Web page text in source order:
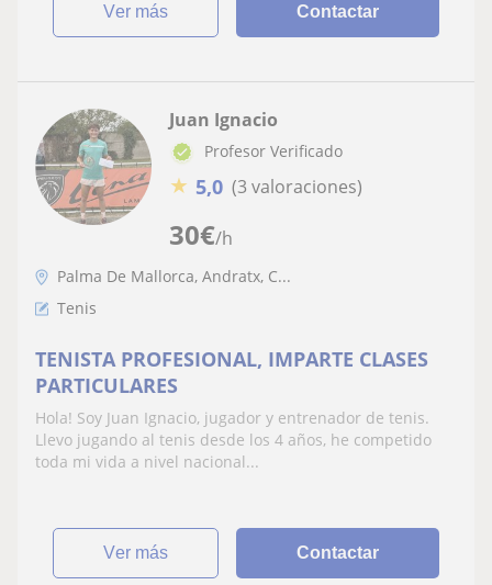
ver más Contactar
30€/h
Juan Ignacio
Profesor Verificado
★ 5,0 (3 valoraciones)
Palma De Mallorca, Andratx, C...
Tenis
TENISTA PROFESIONAL, IMPARTE CLASES
PARTICULARES
Hola! Soy Juan Ignacio, jugador y entrenador de tenis.
Llevo jugando al tenis desde los 4 años, he competido
toda mi vida a nivel nacional...
ver más Contactar